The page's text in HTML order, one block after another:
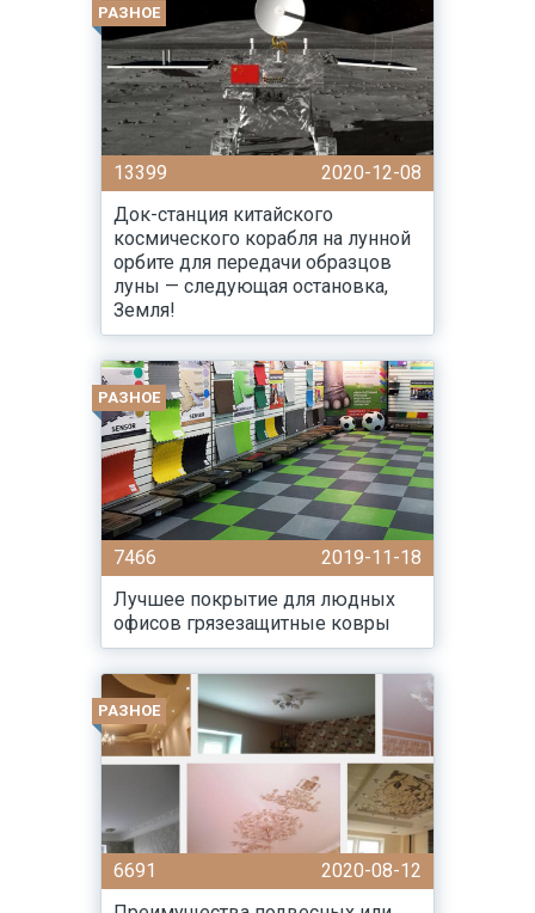
РАЗНОЕ
13399
2020-12-08
Док-станция китайского
космического корабля на лунной
орбите для передачи образцов
луны — следующая остановка,
Земля!
РАЗНОЕ
7466
2019-11-18
Лучшее покрытие для людных
офисов грязезащитные ковры
РАЗНОЕ
6691
2020-08-12